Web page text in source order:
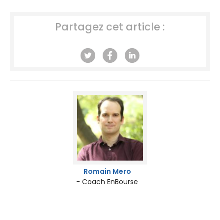
Partagez cet article :
Romain Mero
- Coach EnBourse